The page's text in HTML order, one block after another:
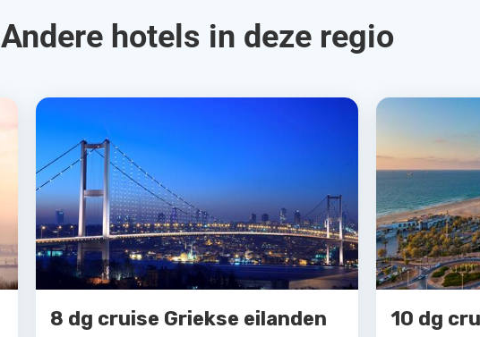
Andere hotels in deze regio
8 dg cruise Griekse eilanden
10 dg